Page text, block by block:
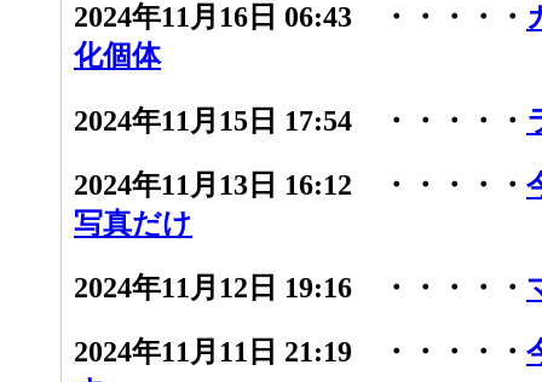
2024年11月16日 06:43 ・・・・・
化個体
2024年11月15日 17:54 ・・・・・
2024年11月13日 16:12 ・・・・・
写真だけ
2024年11月12日 19:16 ・・・・・
2024年11月11日 21:19 ・・・・・